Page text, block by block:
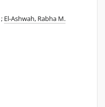
; El-Ashwah, Rabha M.